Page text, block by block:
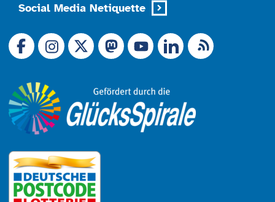
Social Media Netiquette
Link zu X (Ex-Twitter)
RSS-Feed